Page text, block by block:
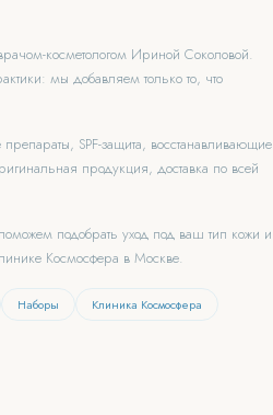
косметологом Ириной Соколовой.
мы добавляем только то, что
SPF-защита, восстанавливающие
продукция, доставка по всей
подобрать уход под ваш тип кожи и
Космосфера в Москве.
Наборы Клиника Космосфера